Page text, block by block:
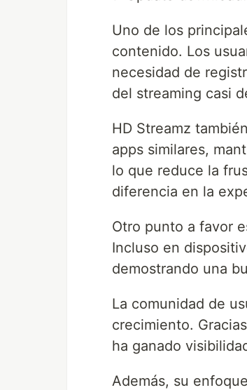
Uno de los
contenido. Los
necesidad de
del streaming casi
HD Streamz
apps similares,
lo que reduce la
diferencia en la
Otro punto a favor
Incluso en
demostrando una
La comunidad de
crecimiento.
ha ganado
Además, su